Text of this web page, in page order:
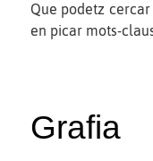
Que podetz
en picar mots-
Grafia